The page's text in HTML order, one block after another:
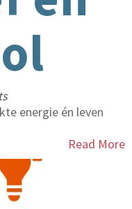
energie én leven
Read More